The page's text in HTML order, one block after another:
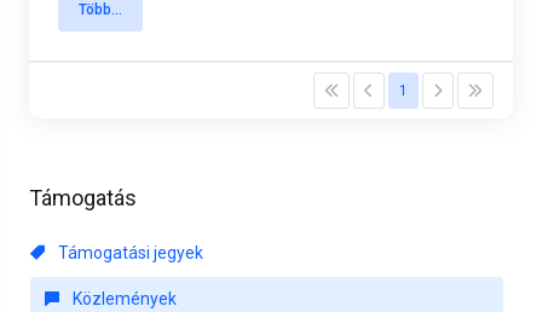
Támogatás
Támogatási jegyek
Közlemények
Több...
1